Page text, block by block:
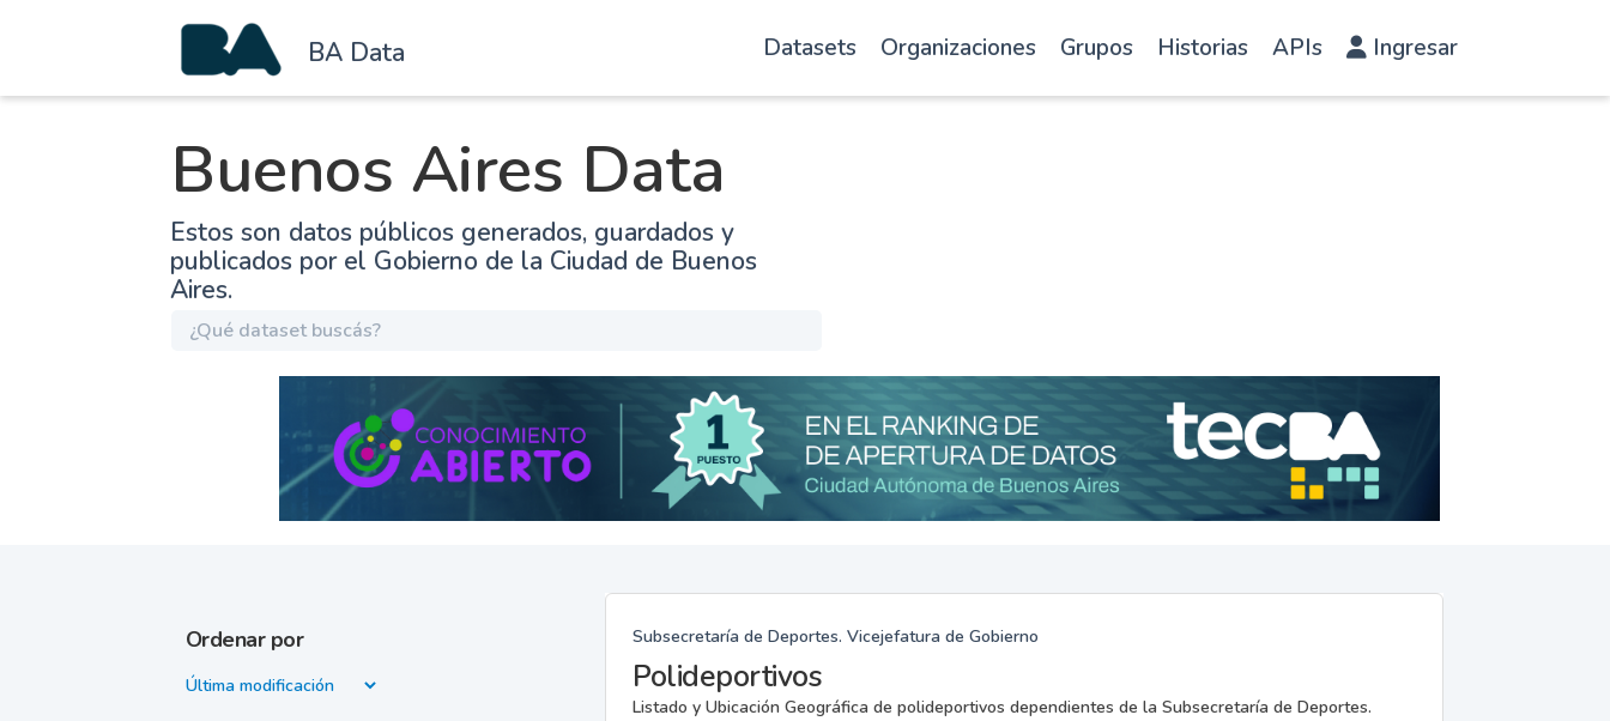
BA Data Datasets Organizaciones Grupos Historias APIs Ingresar
Buenos Aires Data
Estos son datos públicos generados, guardados y
publicados por el Gobierno de la Ciudad de Buenos
Aires.
Ordenar por Subsecretaría de Deportes. Vicejefatura de Gobierno
Polideportivos
Listado y Ubicación Geográfica de polideportivos dependientes de la Subsecretaría de Deportes.